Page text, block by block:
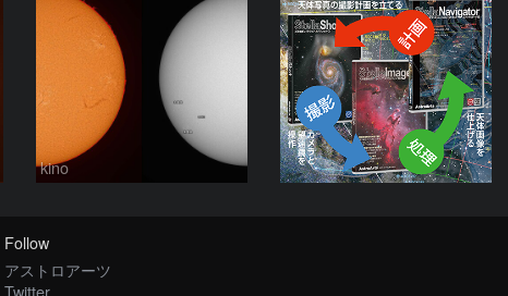
kino
Follow
アストロアーツ
Twitter